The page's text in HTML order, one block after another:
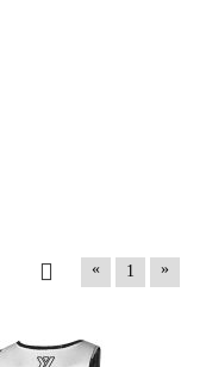
« 1 »